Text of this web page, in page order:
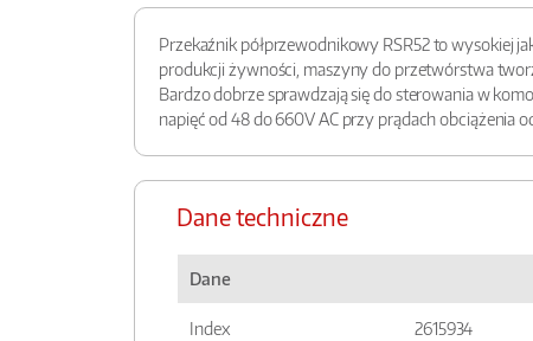
Przekaźnik półprzewodnikowy RSR52 to wysokiej
produkcji żywności, maszyny do przetwórstwa
Bardzo dobrze sprawdzają się do sterowania w
napięć od 48 do 660V AC przy prądach obciążenia
Dane techniczne
Dane
Index 2615934